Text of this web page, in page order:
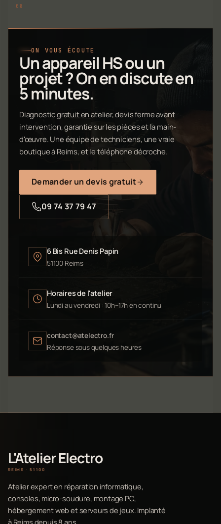
ON VOUS ÉCOUTE
Un appareil HS ou un
projet ? On en discute en
5 minutes.
Diagnostic gratuit en atelier, devis ferme avant
intervention, garantie sur les pièces et la main-
d'œuvre. Une équipe de techniciens, une vraie
boutique à Reims, et le téléphone décroche.
Demander un devis gratuit
09 74 37 79 47
6 Bis Rue Denis Papin
51100 Reims
Horaires de l'atelier
Lundi au vendredi : 10h–17h en continu
contact@atelectro.fr
Réponse sous quelques heures
L'Atelier Electro
REIMS · 51100
Atelier expert en réparation informatique,
consoles, micro-soudure, montage PC,
hébergement web et serveurs de jeux. Implanté
à Reims depuis 8 ans.